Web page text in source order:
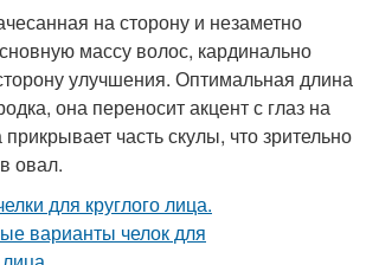
на сторону и незаметно
массу волос, кардинально
улучшения. Оптимальная длина
она переносит акцент с глаз на
часть скулы, что зрительно
овал.